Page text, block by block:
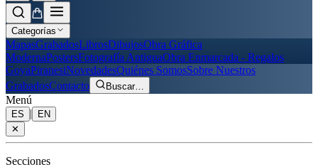
Categorías
MapasGrabadosLibrosDibujosObra Gráfica
ModernaPostersFotografía AntiguaObra Enmarcada - Regalos
GoyaPiranesiNovedadesQuiénes SomosSobre Nuestros
GrabadosContacto Buscar…
Menú
ES |
EN
✕
Secciones